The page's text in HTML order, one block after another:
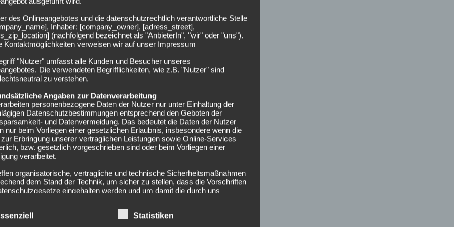
Sache: Arp kommt bereits
Sommer zu Bayern
10.04.2019
Hamburger SV ist Jann-Fiete zum Dauer-Reservisten
Erst 382 Minuten stand der 19-Jährige in dieser
Saison auf dem grünen...
BORUSSIA DORTMUND
Helmer zum Liga-Gipfel: Bayern
„letzte Chance“
13 Jahre lang spielte Thomas Helmer für Borussia
des Onlineangebotes und die datenschutzrechtlich verantwortliche Stelle
Inhaber: [company_owner], [adress_street],
(nachfolgend bezeichnet als "AnbieterIn", "wir" oder "uns").
Kontaktmöglichkeiten verweisen wir auf unser Impressum
"Nutzer" umfasst alle Kunden und Besucher unseres
Die verwendeten Begrifflichkeiten, wie z.B. "Nutzer" sind
zu verstehen.
Angaben zur Datenverarbeitung
personenbezogene Daten der Nutzer nur unter Einhaltung der
Datenschutzbestimmungen entsprechend den Geboten der
und Datenvermeidung. Das bedeutet die Daten der Nutzer
nur beim Vorliegen einer gesetzlichen Erlaubnis, insbesondere wenn die
Erbringung unserer vertraglichen Leistungen sowie Online-Services
bzw. gesetzlich vorgeschrieben sind oder beim Vorliegen einer
verarbeitet.
organisatorische, vertragliche und technische Sicherheitsmaßnahmen
dem Stand der Technik, um sicher zu stellen, dass die Vorschriften
eingehalten werden und um damit die durch uns
oder gegen den Zugriff unberechtigter Personen zu schützen.
Statistiken